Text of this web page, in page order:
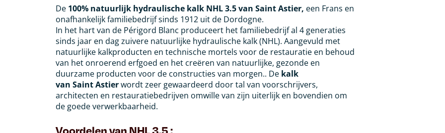
De 100% natuurlijk hydraulische kalk NHL 3.5 van Saint Astier, een Frans en
onafhankelijk familiebedrijf sinds 1912 uit de Dordogne.
In het hart van de Périgord Blanc produceert het familiebedrijf al 4 generaties
sinds jaar en dag zuivere natuurlijke hydraulische kalk (NHL). Aangevuld met
natuurlijke kalkproducten en technische mortels voor de restauratie en behoud
van het onroerend erfgoed en het creëren van natuurlijke, gezonde en
duurzame producten voor de constructies van morgen.. De kalk
van SaintAstierwordt zeer gewaardeerd door tal van voorschrijvers,
architecten en restauratiebedrijven omwille van zijn uiterlijk en bovendien om
de goede verwerkbaarheid.
Voordelen van NHL 3.5 :